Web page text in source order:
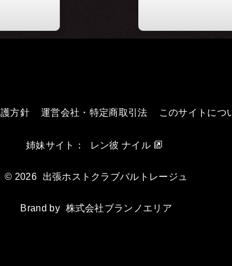
方針 運営会社・特定商取引法 このサイトにつ
姉妹サイト： レン彼 ナイル
© 2026 出張ホストクラブバルトレージュ
Brand by 株式会社ブランノエリア